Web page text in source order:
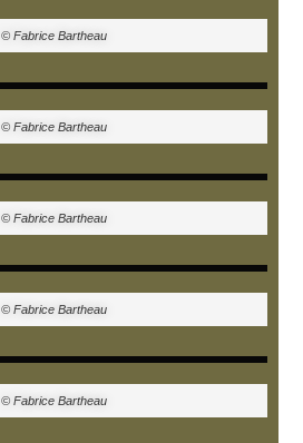
© Fabrice Bartheau
© Fabrice Bartheau
© Fabrice Bartheau
© Fabrice Bartheau
© Fabrice Bartheau